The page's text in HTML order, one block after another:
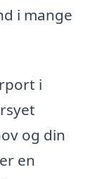
i mange
i
og din
en